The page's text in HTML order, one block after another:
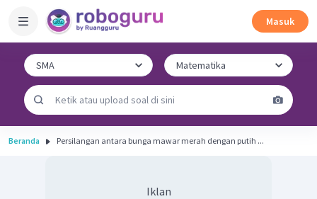
Masuk
Beranda Persilangan antara bunga mawar merah dengan putih ...
Iklan